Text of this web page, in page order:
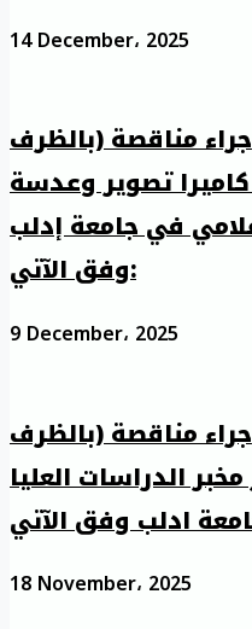
14 December، 2025
مناقصة (بالظرف
تصوير وعدسة
في جامعة إدلب
وفق الآتي:
9 December، 2025
مناقصة (بالظرف
الدراسات العليا
18 November، 2025